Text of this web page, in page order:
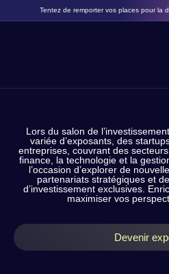
Tentez de remporter vos places pour la
Lors du salon de
variée d’exposants, des
entreprises, couvrant des
finance, la technologie et la
l’occasion d’explorer de
partenariats stratégiques et
d’investissement exclusives.
maximiser vos
Devenir